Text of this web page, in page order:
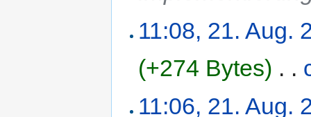
11:08, 21. Aug.
(+274 Bytes) . .
11:06, 21. Aug.